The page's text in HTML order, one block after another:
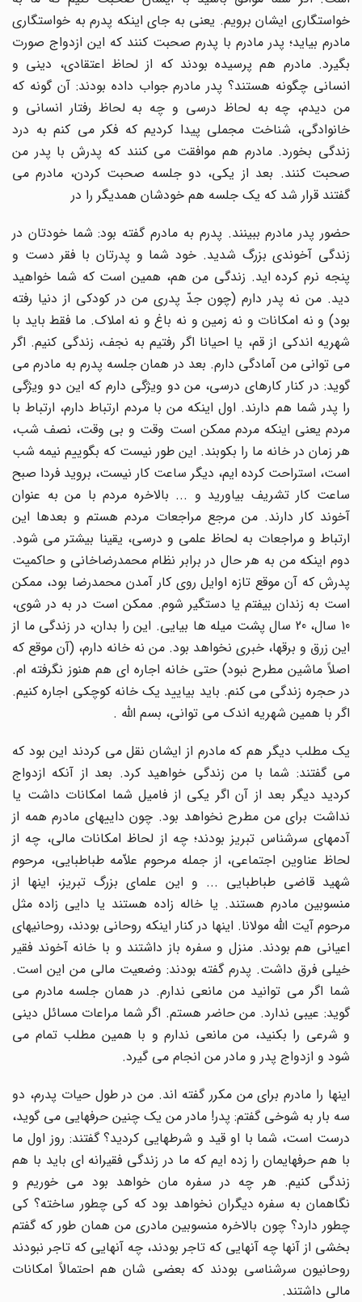
خواستگاری ایشان برویم. یعنی به جای اینکه پدرم به خواستگاری
مادرم بیاید؛ پدر مادرم با پدرم صحبت کنند که این ازدواج صورت
بگیرد. مادرم هم پرسیده بودند که از لحاظ اعتقادی، دینی و
انسانی چگونه هستند؟ پدر مادرم جواب داده بودند: آن گونه که
من دیدم، چه به لحاظ درسی و چه به لحاظ رفتار انسانی و
خانوادگی، شناخت مجملی پیدا کردیم که فکر می کنم به درد
زندگی بخورد. مادرم هم موافقت می کنند که پدرش با پدر من
صحبت کنند. بعد از یکی، دو جلسه صحبت کردن، مادرم می
گفتند قرار شد که یک جلسه هم خودشان همدیگر را در
حضور پدر مادرم ببینند. پدرم به مادرم گفته بود: شما خودتان در
زندگی آخوندی بزرگ شدید. خود شما و پدرتان با فقر دست و
پنجه نرم کرده اید. زندگی من هم، همین است که شما خواهید
دید. من نه پدر دارم (چون جدّ پدری من در کودکی از دنیا رفته
بود) و نه امکانات و نه زمین و نه باغ و نه املاک. ما فقط باید با
شهریه اندکی از قم، یا احیانا اگر رفتیم به نجف، زندگی کنیم. اگر
می توانی من آمادگی دارم. بعد در همان جلسه پدرم به مادرم می
گوید: در کنار کارهای درسی، من دو ویژگی دارم که این دو ویژگی
را پدر شما هم دارند. اول اینکه من با مردم ارتباط دارم، ارتباط با
مردم یعنی اینکه مردم ممکن است وقت و بی وقت، نصف شب،
هر زمان در خانه ما را بکوبند. این طور نیست که بگوییم نیمه شب
است، استراحت کرده ایم، دیگر ساعت کار نیست، بروید فردا صبح
ساعت کار تشریف بیاورید و ... بالاخره مردم با من به عنوان
آخوند کار دارند. من مرجع مراجعات مردم هستم و بعدها این
ارتباط و مراجعات به لحاظ علمی و درسی، یقینا بیشتر می شود.
دوم اینکه من به هر حال در برابر نظام محمدرضاخانی و حاکمیت
پدرش که آن موقع تازه اوایل روی کار آمدن محمدرضا بود، ممکن
است به زندان بیفتم یا دستگیر شوم. ممکن است در به در شوی،
10 سال، 20 سال پشت میله ها بیایی. این را بدان، در زندگی ما از
این زرق و برقها، خبری نخواهد بود. من نه خانه دارم، (آن موقع که
اصلاً ماشین مطرح نبود) حتی خانه اجاره ای هم هنوز نگرفته ام.
در حجره زندگی می کنم. باید بیایید یک خانه کوچکی اجاره کنیم.
اگر با همین شهریه اندک می توانی، بسم اللّه .
یک مطلب دیگر هم که مادرم از ایشان نقل می کردند این بود که
می گفتند: شما با من زندگی خواهید کرد. بعد از آنکه ازدواج
کردید دیگر بعد از آن اگر یکی از فامیل شما امکانات داشت یا
نداشت برای من مطرح نخواهد بود. چون داییهای مادرم همه از
آدمهای سرشناس تبریز بودند؛ چه از لحاظ امکانات مالی، چه از
لحاظ عناوین اجتماعی، از جمله مرحوم علاّمه طباطبایی، مرحوم
شهید قاضی طباطبایی ... و این علمای بزرگ تبریز، اینها از
منسوبین مادرم هستند. یا خاله زاده هستند یا دایی زاده مثل
مرحوم آیت اللّه مولانا. اینها در کنار اینکه روحانی بودند، روحانیهای
اعیانی هم بودند. منزل و سفره باز داشتند و با خانه آخوند فقیر
خیلی فرق داشت. پدرم گفته بودند: وضعیت مالی من این است.
شما اگر می توانید من مانعی ندارم. در همان جلسه مادرم می
گوید: عیبی ندارد. من حاضر هستم. اگر شما مراعات مسائل دینی
و شرعی را بکنید، من مانعی ندارم و با همین مطلب تمام می
شود و ازدواج پدر و مادر من انجام می گیرد.
اینها را مادرم برای من مکرر گفته اند. من در طول حیات پدرم، دو
سه بار به شوخی گفتم: پدر! مادر من یک چنین حرفهایی می گوید،
درست است، شما با او قید و شرطهایی کردید؟ گفتند: روز اول ما
با هم حرفهایمان را زده ایم که ما در زندگی فقیرانه ای باید با هم
زندگی کنیم. هر چه در سفره مان خواهد بود می خوریم و
نگاهمان به سفره دیگران نخواهد بود که کی چطور ساخته؟ کی
چطور دارد؟ چون بالاخره منسوبین مادری من همان طور که گفتم
بخشی از آنها چه آنهایی که تاجر بودند، چه آنهایی که تاجر نبودند
روحانیون سرشناسی بودند که بعضی شان هم احتمالاً امکانات
مالی داشتند.